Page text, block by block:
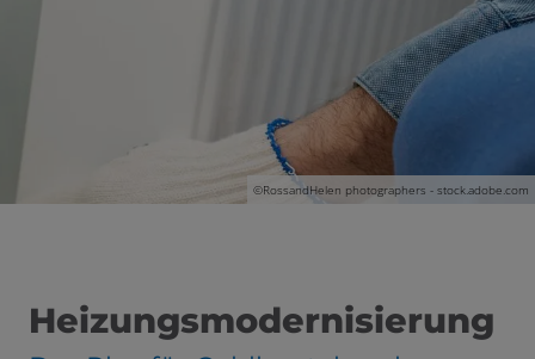
©RossandHelen photographers - stock.adobe.com
Heizungsmodernisierung